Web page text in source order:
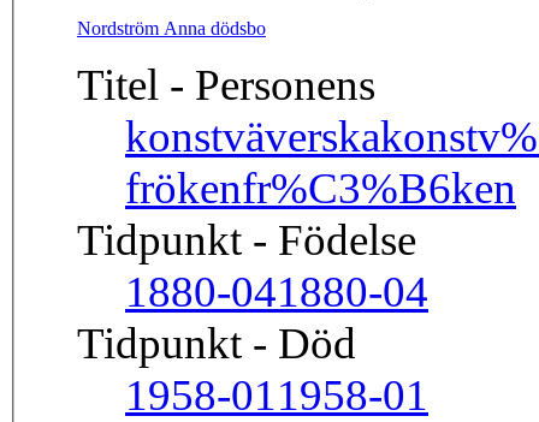
Nordström Anna dödsbo
Titel - Personens
konstväverska
frökenfr%C3%B6ken
Tidpunkt - Födelse
1880-041880-04
Tidpunkt - Död
1958-011958-01